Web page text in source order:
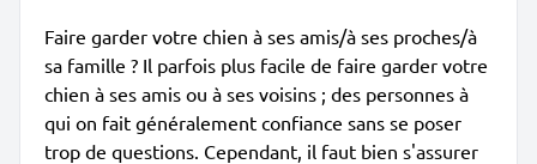
Faire garder votre chien à ses amis/à ses proches/à
sa famille ? Il parfois plus facile de faire garder votre
chien à ses amis ou à ses voisins ; des personnes à
qui on fait généralement confiance sans se poser
trop de questions. Cependant, il faut bien s'assurer